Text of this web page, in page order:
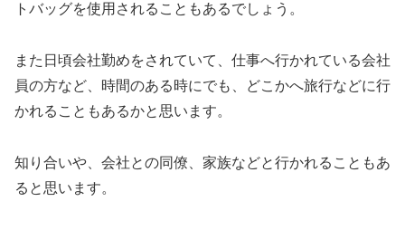
トバッグを使用されることもあるでしょう。
また日頃会社勤めをされていて、仕事へ行かれている会社
員の方など、時間のある時にでも、どこかへ旅行などに行
かれることもあるかと思います。
知り合いや、会社との同僚、家族などと行かれることもあ
ると思います。